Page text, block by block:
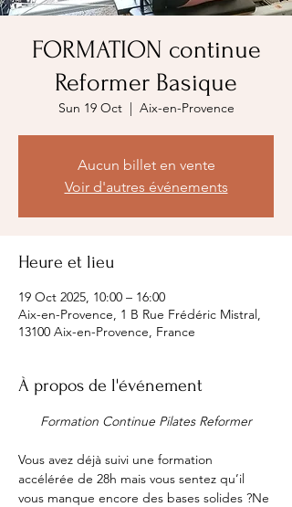
FORMATION continue
Reformer Basique
Sun 19 Oct
  |
Aix-en-Provence
Aucun billet en vente
Voir d'autres événements
Heure et lieu
19 Oct 2025, 10:00 – 16:00
Aix-en-Provence, 1 B Rue Frédéric Mistral,
13100 Aix-en-Provence, France
À propos de l'événement
Formation Continue Pilates Reformer
Vous avez déjà suivi une formation
accélérée de 28h mais vous sentez qu’il
vous manque encore des bases solides ?Ne